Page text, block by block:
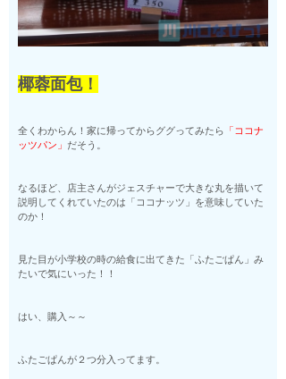
椰蓉面包！
全くわからん！家に帰ってからググってみたら 「ココナ
ッツパン」 だそう。
なるほど、店主さんがジェスチャーで大きな丸を描いて
説明してくれていたのは「ココナッツ」を意味していた
のか！
見た目が小学校の時の給食に出てきた「ふたごぱん」み
たいで気にいった！！
はい、購入～～
ふたごぱんが２つ分入ってます。